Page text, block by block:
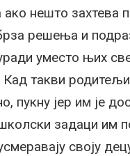
нешто захтева
решења и
уместо њих
такви
пукну јер им је
задаци им
своју